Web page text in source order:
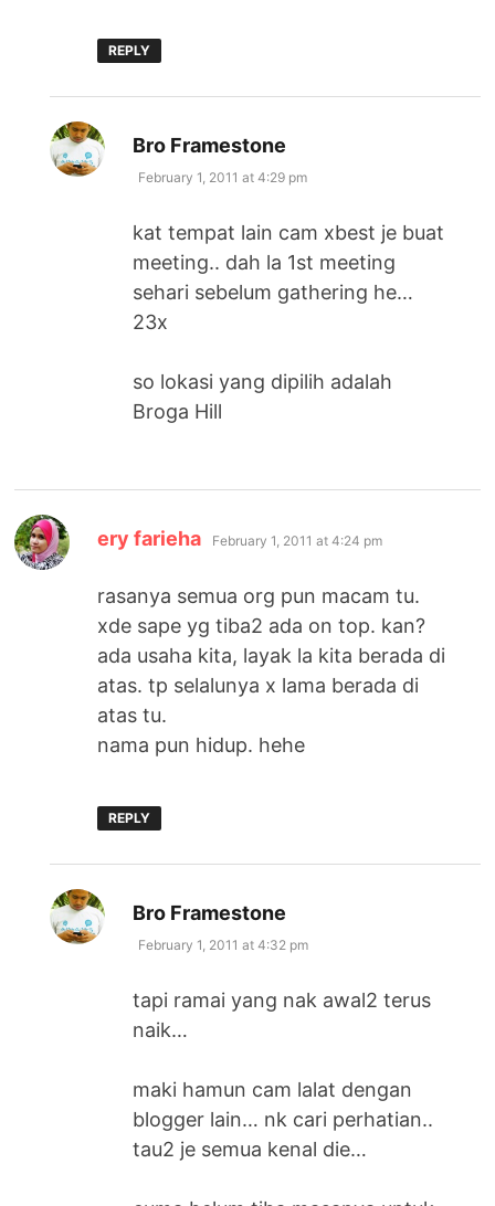
REPLY
Bro Framestone
February 1, 2011 at 4:29 pm
kat tempat lain cam xbest je buat
meeting.. dah la 1st meeting
sehari sebelum gathering he…
23x
so lokasi yang dipilih adalah
Broga Hill
ery farieha says:
February 1, 2011 at 4:24 pm
rasanya semua org pun macam tu.
xde sape yg tiba2 ada on top. kan?
ada usaha kita, layak la kita berada di
atas. tp selalunya x lama berada di
atas tu.
nama pun hidup. hehe
REPLY
Bro Framestone
February 1, 2011 at 4:32 pm
tapi ramai yang nak awal2 terus
naik…
maki hamun cam lalat dengan
blogger lain… nk cari perhatian..
tau2 je semua kenal die…